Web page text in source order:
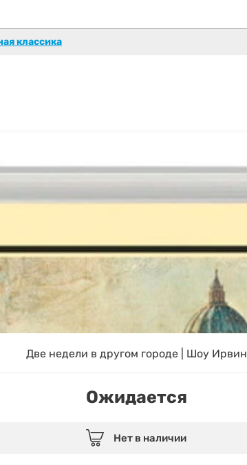
классика
Две недели в другом городе | Шоу Ирвин
Ожидается
Нет в наличии